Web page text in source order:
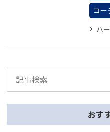
コー
ハ
おす